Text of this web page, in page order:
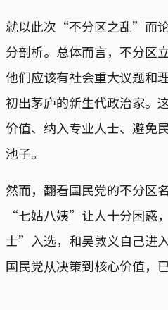
就以此次“不分区之乱”而
分剖析。总体而言，不分区
他们应该有社会重大议题和
初出茅庐的新生代政治家。
价值、纳入专业人士、避免
池子。
然而，翻看国民党的不分区
“七姑八姨”让人十分困惑
士”入选，和吴敦义自己进
国民党从决策到核心价值，